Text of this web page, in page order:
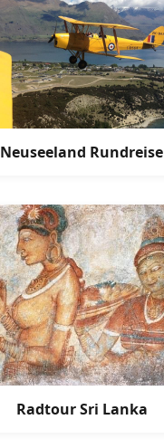
Neuseeland Rundreise
Radtour Sri Lanka